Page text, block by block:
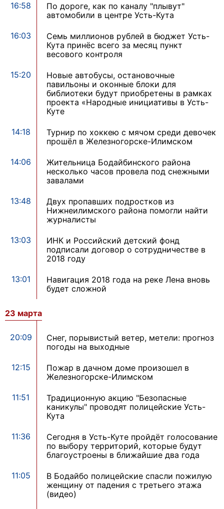
16:58
По дороге, как по каналу "плывут"
автомобили в центре Усть-Кута
16:03
Семь миллионов рублей в бюджет Усть-
Кута принёс всего за месяц пункт
весового контроля
15:20
Новые автобусы, остановочные
павильоны и оконные блоки для
библиотеки будут приобретены в рамках
проекта «Народные инициативы в Усть-
Куте
14:18
Турнир по хоккею с мячом среди девочек
прошёл в Железногорске-Илимском
14:06
Жительница Бодайбинского района
несколько часов провела под снежными
завалами
13:48
Двух пропавших подростков из
Нижнеилимского района помогли найти
журналисты
13:03
ИНК и Российский детский фонд
подписали договор о сотрудничестве в
2018 году
13:01
Навигация 2018 года на реке Лена вновь
будет сложной
23 марта
20:09
Снег, порывистый ветер, метели: прогноз
погоды на выходные
12:15
Пожар в дачном доме произошел в
Железногорске-Илимском
11:51
Традиционную акцию "Безопасные
каникулы" проводят полицейские Усть-
Кута
11:36
Сегодня в Усть-Куте пройдёт голосование
по выбору территорий, которые будут
благоустроены в ближайшие два года
11:05
В Бодайбо полицейские спасли пожилую
женщину от падения с третьего этажа
(видео)